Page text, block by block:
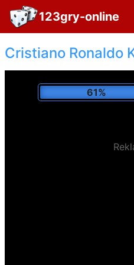
123gry-online
Cristiano Ronaldo
65%